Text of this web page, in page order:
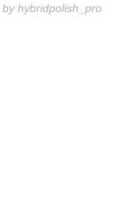
byhybridpolish_pro